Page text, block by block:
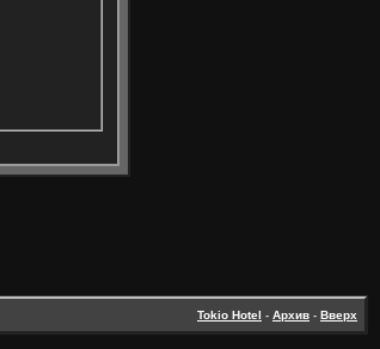
Tokio Hotel - Архив - Вверх